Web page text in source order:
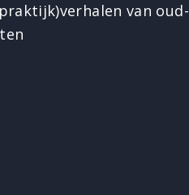
van oud-